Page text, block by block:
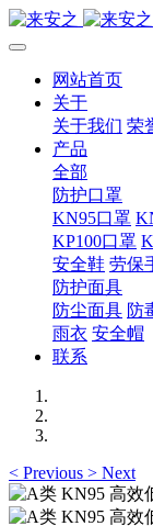
网站首页
关于
关于我们 荣
产品
全部
防护口罩
KN95口罩
KP100口罩
安全鞋 劳保
防护面具
防尘面具 防
雨衣 安全帽
联系
< Previous > Next